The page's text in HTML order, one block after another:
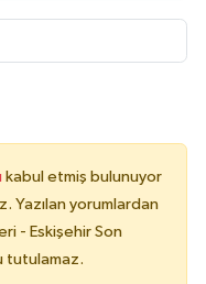
kabul etmiş bulunuyor
Yazılan yorumlardan
- Eskişehir Son
tutulamaz.